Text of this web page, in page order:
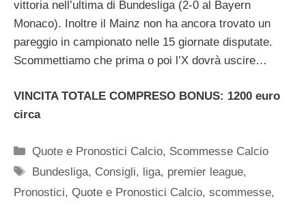
vittoria nell’ultima di Bundesliga (2-0 al Bayern
Monaco). Inoltre il Mainz non ha ancora trovato un
pareggio in campionato nelle 15 giornate disputate.
Scommettiamo che prima o poi l’X dovrà uscire…
VINCITA TOTALE COMPRESO BONUS: 1200 euro
circa
Categorie
Quote e Pronostici Calcio, Scommesse Calcio
Tag
Bundesliga, Consigli, liga, premier league,
Pronostici, Quote e Pronostici Calcio, scommesse,